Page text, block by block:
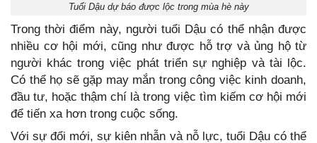
Tuổi Dậu dự báo được lộc trong mùa hè này
Trong thời điểm này, người tuổi Dậu có thể nhận được
nhiều cơ hội mới, cũng như được hỗ trợ và ủng hộ từ
người khác trong việc phát triển sự nghiệp và tài lộc.
Có thể họ sẽ gặp may mắn trong công việc kinh doanh,
đầu tư, hoặc thậm chí là trong việc tìm kiếm cơ hội mới
để tiến xa hơn trong cuộc sống.
Với sự đổi mới, sự kiên nhẫn và nỗ lực, tuổi Dậu có thể